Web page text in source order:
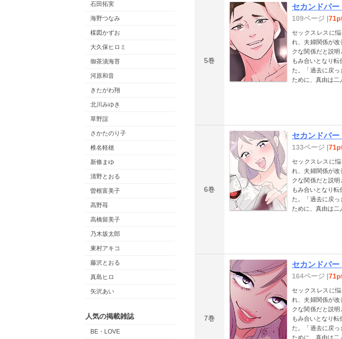
石田拓実
海野つなみ
楳図かずお
大久保ヒロミ
御茶漬海苔
河原和音
きたがわ翔
北川みゆき
草野誼
さかたのり子
椎名軽穂
新條まゆ
清野とおる
曽根富美子
高野苺
高橋留美子
乃木坂太郎
東村アキコ
藤沢とおる
真島ヒロ
矢沢あい
人気の掲載雑誌
BE・LOVE
5巻
セカンドパ
109ページ |
セックスレスに
れ、夫婦関係が
クな関係だと説
もみ合いとなり
た。「過去に戻
ために、真由は二
6巻
セカンドパ
133ページ |
セックスレスに
れ、夫婦関係が
クな関係だと説
もみ合いとなり
た。「過去に戻
ために、真由は二
7巻
セカンドパ
164ページ |
セックスレスに
れ、夫婦関係が
クな関係だと説
もみ合いとなり
た。「過去に戻
ために、真由は二